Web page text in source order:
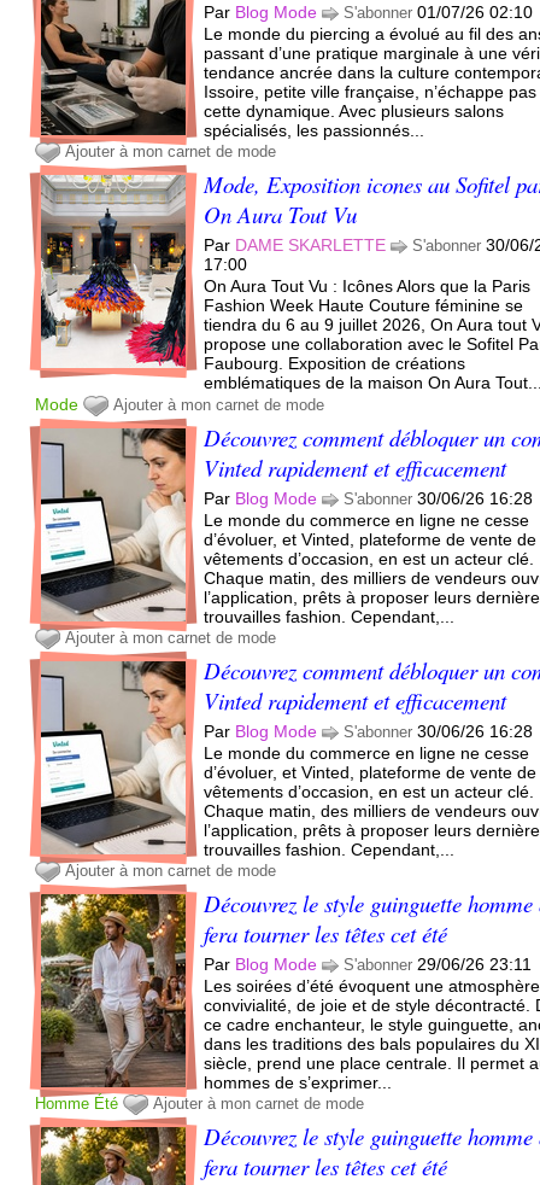
Par Blog Mode S'abonner 01/07/26 02:10
Le monde du piercing a évolué au fil des
passant d’une pratique marginale à une
tendance ancrée dans la culture
Issoire, petite ville française, n’échappe
cette dynamique. Avec plusieurs salons
spécialisés, les passionnés...
Ajouter à mon carnet de mode
Mode, Exposition icones au Sofitel
On Aura Tout Vu
Par DAME SKARLETTE S'abonner 30/06/
17:00
On Aura Tout Vu : Icônes Alors que la Paris
Fashion Week Haute Couture féminine se
tiendra du 6 au 9 juillet 2026, On Aura tout
propose une collaboration avec le Sofitel
Faubourg. Exposition de créations
emblématiques de la maison On Aura
Mode
Ajouter à mon carnet de mode
Découvrez comment débloquer un
Vinted rapidement et efficacement
Par Blog Mode S'abonner 30/06/26 16:28
Le monde du commerce en ligne ne cesse
d’évoluer, et Vinted, plateforme de vente de
vêtements d’occasion, en est un acteur clé.
Chaque matin, des milliers de vendeurs
l’application, prêts à proposer leurs
trouvailles fashion. Cependant,...
Ajouter à mon carnet de mode
Découvrez comment débloquer un
Vinted rapidement et efficacement
Par Blog Mode S'abonner 30/06/26 16:28
Le monde du commerce en ligne ne cesse
d’évoluer, et Vinted, plateforme de vente de
vêtements d’occasion, en est un acteur clé.
Chaque matin, des milliers de vendeurs
l’application, prêts à proposer leurs
trouvailles fashion. Cependant,...
Ajouter à mon carnet de mode
Découvrez le style guinguette
fera tourner les têtes cet été
Par Blog Mode S'abonner 29/06/26 23:11
Les soirées d’été évoquent une
convivialité, de joie et de style décontracté.
ce cadre enchanteur, le style guinguette,
dans les traditions des bals populaires du
siècle, prend une place centrale. Il permet
hommes de s’exprimer...
Homme Été Ajouter à mon carnet de mode
Découvrez le style guinguette
fera tourner les têtes cet été